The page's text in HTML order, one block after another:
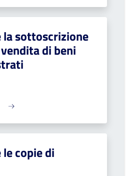
sottoscrizione
di beni
copie di